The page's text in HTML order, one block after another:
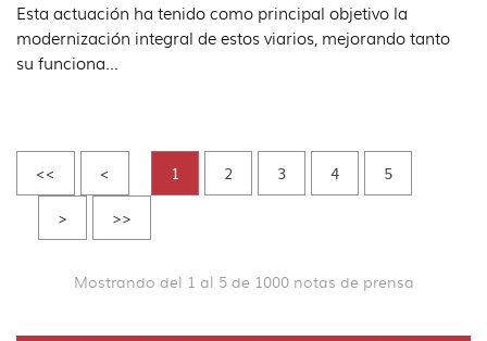
Esta actuación ha tenido como principal objetivo la
modernización integral de estos viarios, mejorando tanto
su funciona...
<< < 1 2 3 4 5
> >>
Mostrando del 1 al 5 de 1000 notas de prensa